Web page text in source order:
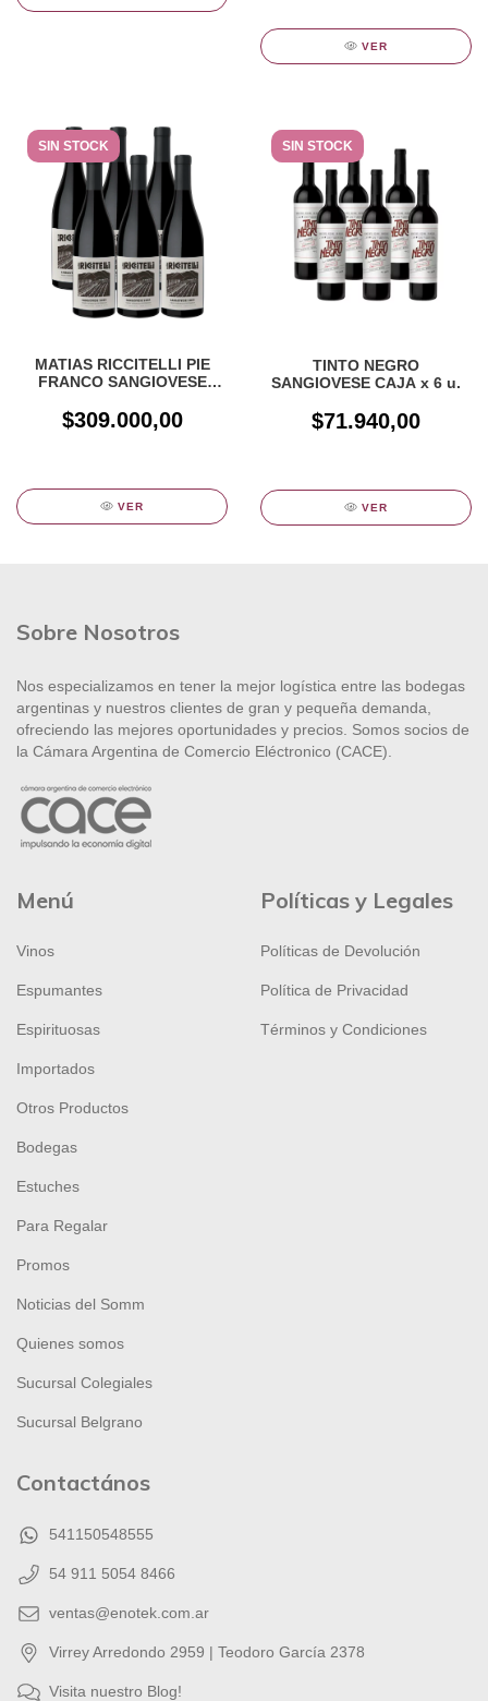
VER
SIN STOCK
MATIAS RICCITELLI PIE
FRANCO SANGIOVESE
$309.000,00
VER
SIN STOCK
TINTO NEGRO
SANGIOVESE CAJA x 6 u.
$71.940,00
VER
Sobre Nosotros
Nos especializamos en tener la mejor logística entre las bodegas
argentinas y nuestros clientes de gran y pequeña demanda,
ofreciendo las mejores oportunidades y precios. Somos socios de
la Cámara Argentina de Comercio Eléctronico (CACE).
Menú
Vinos
Espumantes
Espirituosas
Importados
Otros Productos
Bodegas
Estuches
Para Regalar
Promos
Noticias del Somm
Quienes somos
Sucursal Colegiales
Sucursal Belgrano
Políticas y Legales
Políticas de Devolución
Política de Privacidad
Términos y Condiciones
Contactános
541150548555
54 911 5054 8466
ventas@enotek.com.ar
Virrey Arredondo 2959 | Teodoro García 2378
Visita nuestro Blog!